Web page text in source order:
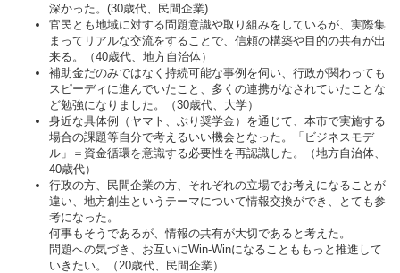
深かった。(30歳代、民間企業)
官民とも地域に対する問題意識や取り組みをしているが、実際集
まってリアルな交流をすることで、信頼の構築や目的の共有が出
来る。（40歳代、地方自治体）
補助金だのみではなく持続可能な事例を伺い、行政が関わっても
スピーディに進んでいたこと、多くの連携がなされていたことな
ど勉強になりました。（30歳代、大学）
身近な具体例（ヤマト、ぶり奨学金）を通じて、本市で実施する
場合の課題等自分で考えるいい機会となった。「ビジネスモデ
ル」＝資金循環を意識する必要性を再認識した。（地方自治体、
40歳代）
行政の方、民間企業の方、それぞれの立場でお考えになることが
違い、地方創生というテーマについて情報交換ができ、とても参
考になった。
何事もそうであるが、情報の共有が大切であると考えた。
問題への気づき、お互いにWin-Winになることももっと推進して
いきたい。（20歳代、民間企業）